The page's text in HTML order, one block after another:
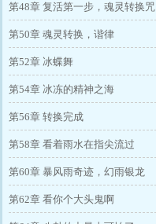
第48章 复活第一步，魂灵转换咒
第50章 魂灵转换，谐律
第52章 冰蝶舞
第54章 冰冻的精神之海
第56章 转换完成
第58章 看着雨水在指尖流过
第60章 暴风雨奇迹，幻雨银龙
第62章 看你个大头鬼啊